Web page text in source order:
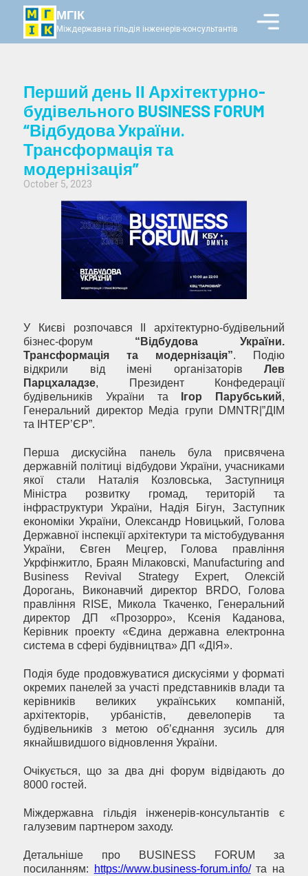
МГІК
Міждержавна гільдія інженерів-консультантів
Перший день ІІ Архітектурно-
будівельного BUSINESS FORUM
“Відбудова України.
Трансформація та
модернізація”
October 5, 2023
У Києві розпочався ІІ архітектурно-будівельний
бізнес-форум “ Відбудова України.
Трансформація та модернізація”. Подію
відкрили від імені організаторів Лев
Парцхаладзе, Президент Конфедерації
будівельників України та
Ігор Парубський,
Генеральний директор Медіа групи DMNTR|”ДІМ
та ІНТЕР’ЄР”.
Перша дискусійна панель була присвячена
державній політиці відбудови України, учасниками
якої стали Наталія Козловська, Заступниця
Міністра розвитку громад, територій та
інфраструктури України, Надія Бігун, Заступник
економіки України, Олександр Новицький, Голова
Державної інспекції архітектури та містобудування
України, Євген Мецгер, Голова правління
Укрфінжитло, Браян Мілаковскі, Manufacturing and
Business Revival Strategy Expert, Олексій
Дорогань, Виконавчий директор BRDO, Голова
правління RISE, Микола Ткаченко, Генеральний
директор ДП «Прозорро», Ксенія Каданова,
Керівник проекту «Єдина державна електронна
система в сфері будівництва» ДП «ДІЯ».
Подія буде продовжуватися дискусіями у форматі
окремих панелей за участі представників влади та
керівників великих українських компаній,
архітекторів, урбаністів, девелоперів та
будівельників з метою об’єднання зусиль для
якнайшвидшого відновлення України.
Очікується, що за два дні форум відвідають до
8000 гостей.
Міждержавна гільдія інженерів-консультантів є
галузевим партнером заходу.
Детальніше про BUSINESS FORUM за
посиланням:
https://www.business-forum.info/та на